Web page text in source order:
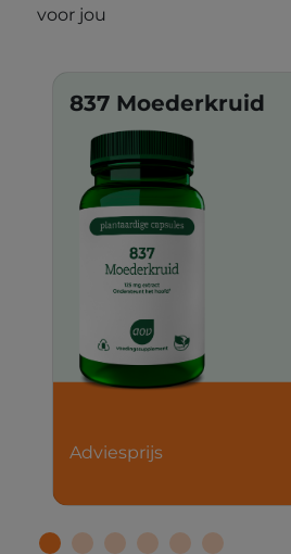
voor jou
837 Moederkruid
Adviesprijs